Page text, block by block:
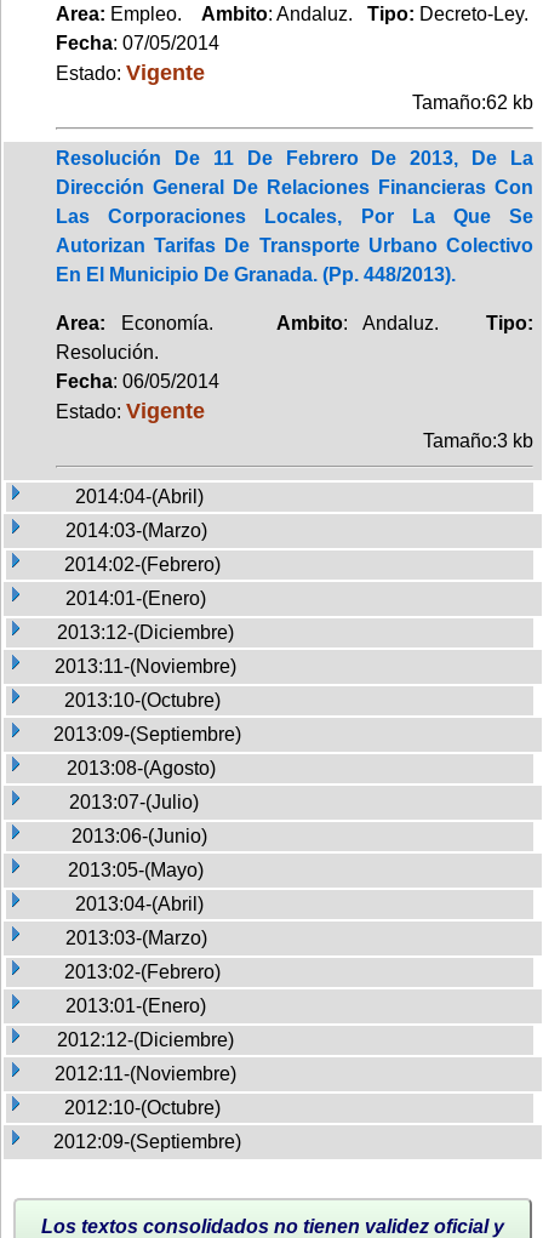
Area: Empleo. Ambito: Andaluz. Tipo: Decreto-Ley.
Fecha: 07/05/2014
Estado: Vigente
Tamaño:62 kb
Resolución De 11 De Febrero De 2013, De La
Dirección General De Relaciones Financieras Con
Las Corporaciones Locales, Por La Que Se
Autorizan Tarifas De Transporte Urbano Colectivo
En El Municipio De Granada. (Pp. 448/2013).
Area: Economía. Ambito: Andaluz. Tipo:
Resolución.
Fecha: 06/05/2014
Estado: Vigente
Tamaño:3 kb
2014:04-(Abril)
2014:03-(Marzo)
2014:02-(Febrero)
2014:01-(Enero)
2013:12-(Diciembre)
2013:11-(Noviembre)
2013:10-(Octubre)
2013:09-(Septiembre)
2013:08-(Agosto)
2013:07-(Julio)
2013:06-(Junio)
2013:05-(Mayo)
2013:04-(Abril)
2013:03-(Marzo)
2013:02-(Febrero)
2013:01-(Enero)
2012:12-(Diciembre)
2012:11-(Noviembre)
2012:10-(Octubre)
2012:09-(Septiembre)
Los textos consolidados no tienen validez oficial y